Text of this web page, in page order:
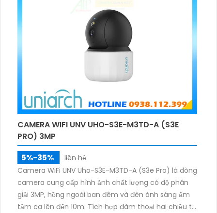
CAMERA WIFI UNV UHO-S3E-M3TD-A (S3E
PRO) 3MP
5%-35%
liên hệ
Camera WiFi UNV Uho-S3E-M3TD-A (S3e Pro) là dòng
camera cung cấp hình ảnh chất lượng có độ phân
giải 3MP, hồng ngoài ban đêm và đèn ánh sáng ấm
tầm ca lên đến 10m. Tích hợp đàm thoại hai chiều to